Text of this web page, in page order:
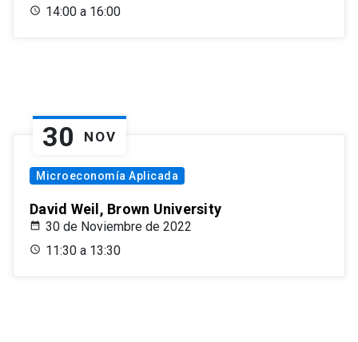
14:00 a 16:00
30 NOV
Microeconomía Aplicada
David Weil, Brown University
30 de Noviembre de 2022
11:30 a 13:30